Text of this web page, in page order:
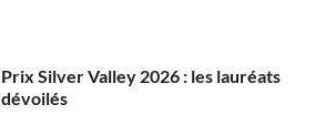
Prix Silver Valley 2026 : les lauréats
dévoilés